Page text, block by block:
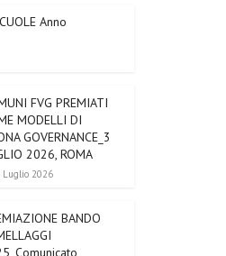
Anno
FVG PREMIATI
MODELLI DI
GOVERNANCE_3
2026, ROMA
Luglio 2026
BANDO